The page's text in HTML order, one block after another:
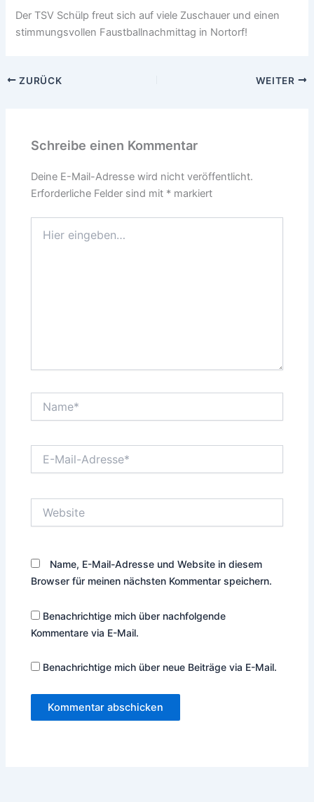
Der TSV Schülp freut sich auf viele Zuschauer und einen
stimmungsvollen Faustballnachmittag in Nortorf!
ZURÜCK WEITER
Schreibe einen Kommentar
Deine E-Mail-Adresse wird nicht veröffentlicht.
Erforderliche Felder sind mit * markiert
eingeben…
Mail-
Name, E-Mail-Adresse und Website in diesem
Browser für meinen nächsten Kommentar speichern.
Benachrichtige mich über nachfolgende
Kommentare via E-Mail.
Benachrichtige mich über neue Beiträge via E-Mail.